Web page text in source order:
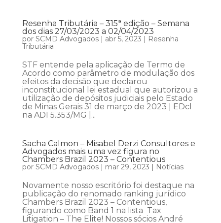
Resenha Tributária – 315ª edição – Semana
dos dias 27/03/2023 a 02/04/2023
por SCMD Advogados| abr 5, 2023 | Resenha
Tributária
STF entende pela aplicação de Termo de
Acordo como parâmetro de modulação dos
efeitos da decisão que declarou
inconstitucional lei estadual que autorizou a
utilização de depósitos judiciais pelo Estado
de Minas Gerais 31 de março de 2023 | EDcl
na ADI 5.353/MG |...
Sacha Calmon – Misabel Derzi Consultores e
Advogados mais uma vez figura no
Chambers Brazil 2023 – Contentious
por SCMD Advogados| mar 29, 2023 | Notícias
Novamente nosso escritório foi destaque na
publicação do renomado ranking jurídico
Chambers Brazil 2023 – Contentious,
figurando como Band 1 na lista Tax
Litigation – The Elite! Nossos sócios André